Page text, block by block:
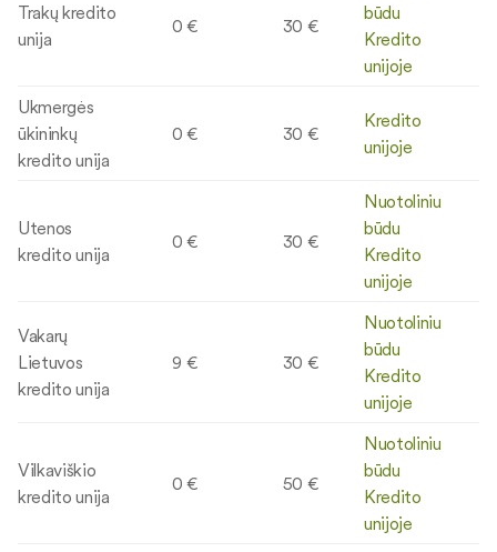
Trakų kredito
unija
0 € 30 €
būdu
Kredito
unijoje
Ukmergės
ūkininkų
kredito unija
0 € 30 €
Kredito
unijoje
Utenos
kredito unija
0 € 30 €
Nuotoliniu
būdu
Kredito
unijoje
Vakarų
Lietuvos
kredito unija
9 € 30 €
Nuotoliniu
būdu
Kredito
unijoje
Vilkaviškio
kredito unija
0 € 50 €
Nuotoliniu
būdu
Kredito
unijoje